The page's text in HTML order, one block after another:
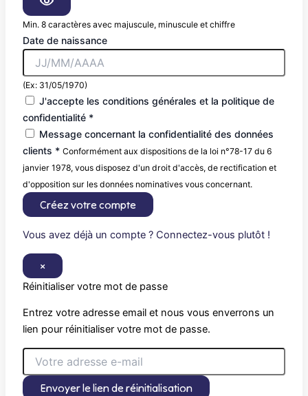
Min. 8 caractères avec majuscule, minuscule et chiffre
Date de naissance
(Ex: 31/05/1970)
J'accepte les conditions générales et la politique de
confidentialité *
Message concernant la confidentialité des données
clients * Conformément aux dispositions de la loi n°78-17 du 6
janvier 1978, vous disposez d'un droit d'accès, de rectification et
d'opposition sur les données nominatives vous concernant.
Créez votre compte
Vous avez déjà un compte ? Connectez-vous plutôt !
×
Réinitialiser votre mot de passe
Entrez votre adresse email et nous vous enverrons un
lien pour réinitialiser votre mot de passe.
Envoyer le lien de réinitialisation